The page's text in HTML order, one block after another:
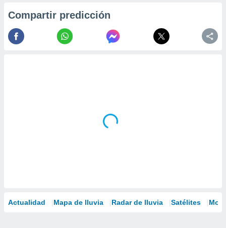
Compartir predicción
Actualidad Mapa de lluvia Radar de lluvia Satélites